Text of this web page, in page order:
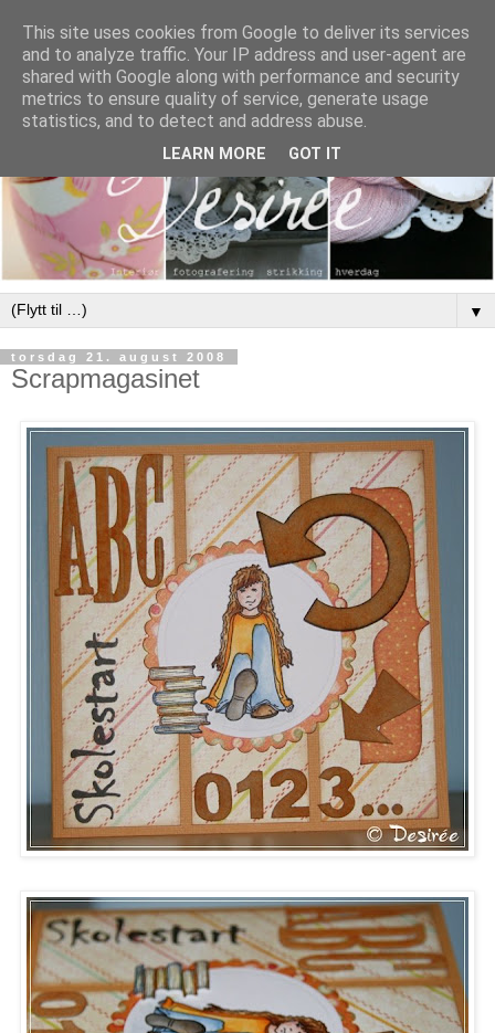
▼
torsdag 21. august 2008
Scrapmagasinet
This site uses cookies from Google to deliver its services
and to analyze traffic. Your IP address and user-agent are
shared with Google along with performance and security
metrics to ensure quality of service, generate usage
statistics, and to detect and address abuse.
LEARN MORE GOT IT